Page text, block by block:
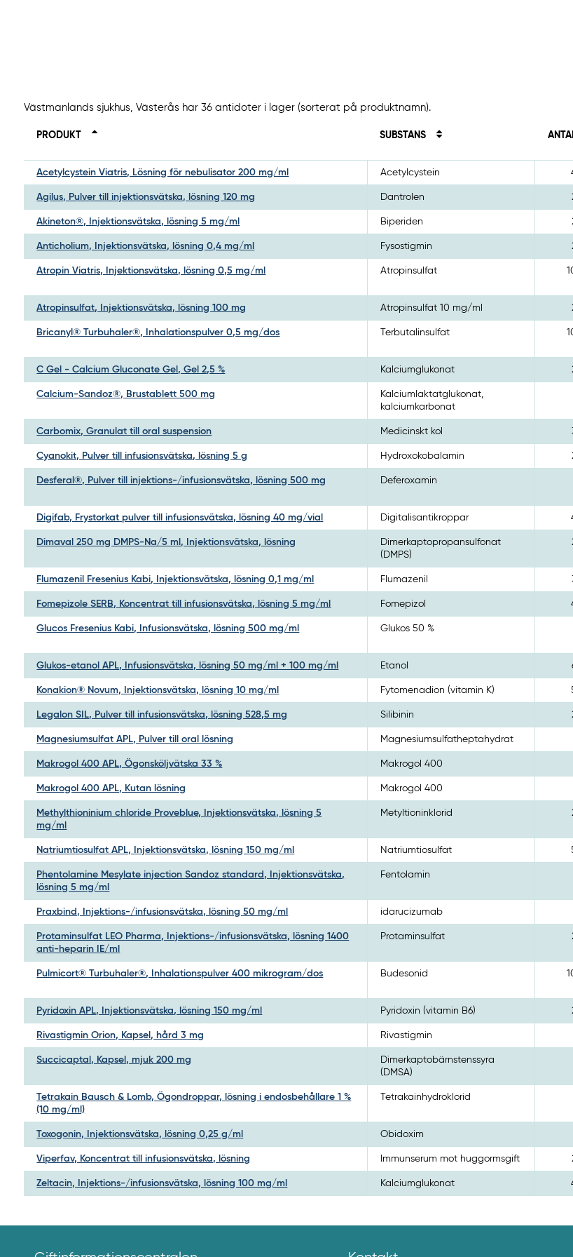
Västmanlands sjukhus, Västerås har 36 antidoter i lager (sorterat på produktnamn).
PRODUKT SUBSTANS
Acetylcystein Viatris, Lösning för nebulisator 200 mg/ml Acetylcystein
Agilus, Pulver till injektionsvätska, lösning 120 mg Dantrolen
Akineton®, Injektionsvätska, lösning 5 mg/ml Biperiden
Anticholium, Injektionsvätska, lösning 0,4 mg/ml Fysostigmin
Atropin Viatris, Injektionsvätska, lösning 0,5 mg/ml Atropinsulfat
Atropinsulfat, Injektionsvätska, lösning 100 mg Atropinsulfat 10 mg/ml
Bricanyl® Turbuhaler®, Inhalationspulver 0,5 mg/dos Terbutalinsulfat
C Gel - Calcium Gluconate Gel, Gel 2,5 % Kalciumglukonat
Calcium-Sandoz®, Brustablett 500 mg
Kalciumlaktatglukonat,
kalciumkarbonat
Carbomix, Granulat till oral suspension Medicinskt kol
Cyanokit, Pulver till infusionsvätska, lösning 5 g Hydroxokobalamin
Desferal®, Pulver till injektions-/infusionsvätska, lösning 500 mg Deferoxamin
Digifab, Frystorkat pulver till infusionsvätska, lösning 40 mg/vial Digitalisantikroppar
Dimaval 250 mg DMPS-Na/5 ml, Injektionsvätska, lösning
Dimerkaptopropansulfonat
(DMPS)
Flumazenil Fresenius Kabi, Injektionsvätska, lösning 0,1 mg/ml Flumazenil
Fomepizole SERB, Koncentrat till infusionsvätska, lösning 5 mg/ml Fomepizol
Glucos Fresenius Kabi, Infusionsvätska, lösning 500 mg/ml Glukos 50 %
Glukos-etanol APL, Infusionsvätska, lösning 50 mg/ml + 100 mg/ml Etanol
Konakion® Novum, Injektionsvätska, lösning 10 mg/ml Fytomenadion (vitamin K)
Legalon SIL, Pulver till infusionsvätska, lösning 528,5 mg Silibinin
Magnesiumsulfat APL, Pulver till oral lösning Magnesiumsulfatheptahydrat
Makrogol 400 APL, Ögonsköljvätska 33 % Makrogol 400
Makrogol 400 APL, Kutan lösning Makrogol 400
Methylthioninium chloride Proveblue, Injektionsvätska, lösning 5
mg/ml
Metyltioninklorid
Natriumtiosulfat APL, Injektionsvätska, lösning 150 mg/ml Natriumtiosulfat
Phentolamine Mesylate injection Sandoz standard, Injektionsvätska,
lösning 5 mg/ml
Fentolamin
Praxbind, Injektions-/infusionsvätska, lösning 50 mg/ml idarucizumab
Protaminsulfat LEO Pharma, Injektions-/infusionsvätska, lösning 1400
anti-heparin IE/ml
Protaminsulfat
Pulmicort® Turbuhaler®, Inhalationspulver 400 mikrogram/dos Budesonid
Pyridoxin APL, Injektionsvätska, lösning 150 mg/ml Pyridoxin (vitamin B6)
Rivastigmin Orion, Kapsel, hård 3 mg Rivastigmin
Succicaptal, Kapsel, mjuk 200 mg
Dimerkaptobärnstenssyra
(DMSA)
Tetrakain Bausch & Lomb, Ögondroppar, lösning i endosbehållare 1 %
(10 mg/ml)
Tetrakainhydroklorid
Toxogonin, Injektionsvätska, lösning 0,25 g/ml Obidoxim
Viperfav, Koncentrat till infusionsvätska, lösning Immunserum mot huggormsgift
Zeltacin, Injektions-/infusionsvätska, lösning 100 mg/ml Kalciumglukonat